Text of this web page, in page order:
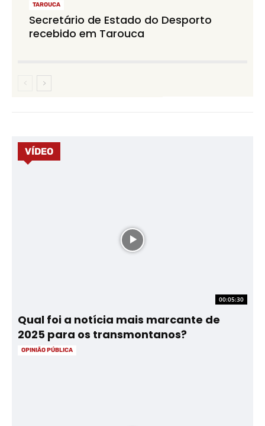
TAROUCA
Secretário de Estado do Desporto
recebido em Tarouca
VÍDEO
00:05:30
Qual foi a notícia mais marcante de
2025 para os transmontanos?
OPINIÃO PÚBLICA